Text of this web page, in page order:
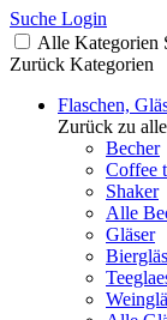
Suche Login
Alle Kategorien
Zurück Kategorien
Flaschen,
Zurück zu
Becher
Coffee
Shaker
Alle
Gläser